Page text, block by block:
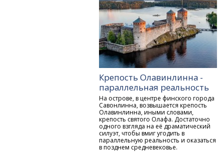
Крепость Олавинлинна -
параллельная реальность
На острове, в центре финского города
Савонлинна, возвышается крепость
Олавинлинна, иными словами,
крепость святого Олафа. Достаточно
одного взгляда на её драматический
силуэт, чтобы вмиг угодить в
параллельную реальность и оказаться
в позднем средневековье.